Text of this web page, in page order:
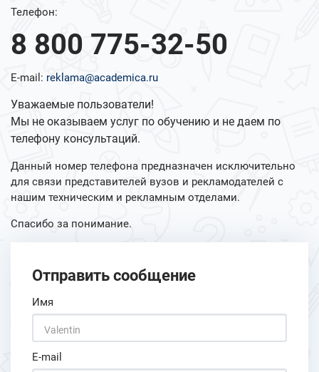
Телефон:
8 800 775-32-50
E-mail: reklama@academica.ru
Уважаемые пользователи!
Мы не оказываем услуг по обучению и не даем по
телефону консультаций.
Данный номер телефона предназначен исключительно
для связи представителей вузов и рекламодателей с
нашим техническим и рекламным отделами.
Спасибо за понимание.
Отправить сообщение
Имя
E-mail